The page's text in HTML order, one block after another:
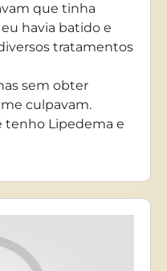
que tinha
havia batido e
tratamentos
sem obter
culpavam.
tenho Lipedema e